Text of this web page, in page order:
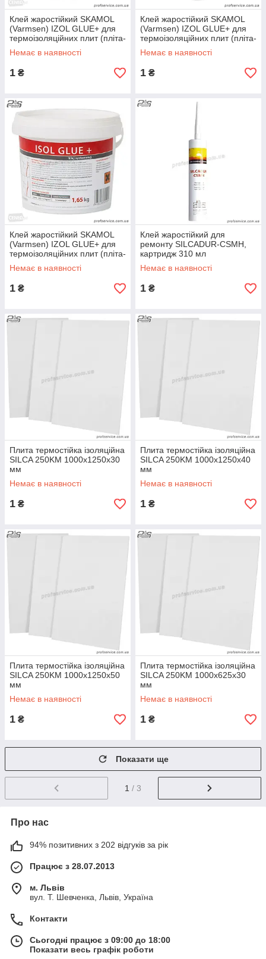
Клей жаростійкий SKAMOL
(Varmsen) IZOL GLUE+ для
термоізоляційних плит (пліта-
пліта), 1 кг
Немає в наявності
1 ₴
Клей жаростійкий SKAMOL
(Varmsen) IZOL GLUE+ для
термоізоляційних плит (пліта-
пліта), 310 мл
Немає в наявності
1 ₴
Клей жаростійкий SKAMOL
(Varmsen) IZOL GLUE+ для
термоізоляційних плит (пліта-
пліта), 5 кг
Немає в наявності
1 ₴
Клей жаростійкий для
ремонту SILCADUR-CSMH,
картридж 310 мл
Немає в наявності
1 ₴
Плита термостійка ізоляційна
SILCA 250KM 1000х1250х30
мм
Немає в наявності
1 ₴
Плита термостійка ізоляційна
SILCA 250KM 1000х1250х40
мм
Немає в наявності
1 ₴
Плита термостійка ізоляційна
SILCA 250KM 1000х1250х50
мм
Немає в наявності
1 ₴
Плита термостійка ізоляційна
SILCA 250KM 1000х625х30
мм
Немає в наявності
1 ₴
Показати ще
1 / 3
Про нас
94% позитивних з 202 відгуків за рік
Працює з 28.07.2013
м. Львів
вул. Т. Шевченка, Львів, Україна
Контакти
Сьогодні працює з 09:00 до 18:00
Показати весь графік роботи